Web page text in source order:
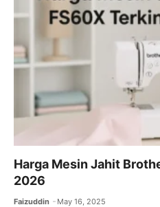
Harga Mesin Jahit
2026
Faizuddin May 16, 2025